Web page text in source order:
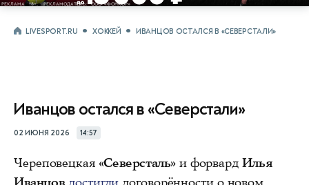
LIVESPORT.RU ХОККЕЙ ИВАНЦОВ ОСТАЛСЯ В «СЕВЕРСТАЛИ»
Иванцов остался в «Северстали»
02 ИЮНЯ 2026 14:57
Череповецкая «Северсталь»и форвард Илья